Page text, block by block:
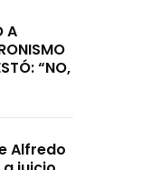
A
“NO,
Alfredo